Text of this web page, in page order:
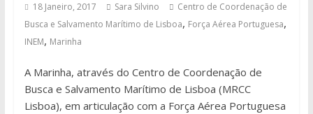
18 Janeiro, 2017 Sara Silvino
Centro de Coordenação de
Busca e Salvamento Marítimo de Lisboa, Força Aérea Portuguesa,
INEM, Marinha
A Marinha, através do Centro de Coordenação de
Busca e Salvamento Marítimo de Lisboa (MRCC
Lisboa), em articulação com a Força Aérea Portuguesa